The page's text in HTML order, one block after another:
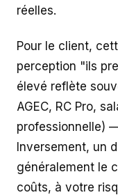
réelles.
Pour le client,
perception "ils
élevé reflète
AGEC, RC Pro,
professionnelle)
Inversement, un
généralement le
coûts, à votre